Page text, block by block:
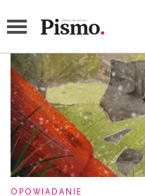
OPOWIADANIE